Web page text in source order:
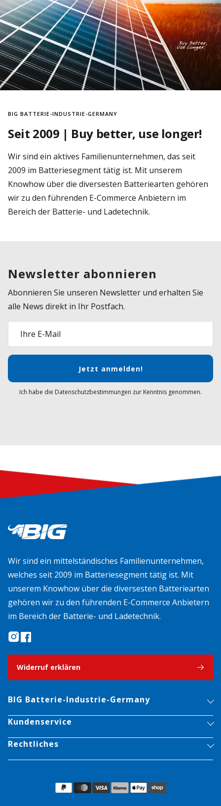
BIG BATTERIE-INDUSTRIE-GERMANY
Seit 2009 | Buy better, use longer!
Wir sind ein aktives Familienunternehmen, das seit
2009 im Batteriesegment tätig ist. Mit unserem
Knowhow über die diversesten Batteriearten gehören
wir zu den führenden E-Commerce Anbietern im
Bereich der Batterie- und Ladetechnik.
Newsletter abonnieren
Abonnieren Sie unseren Newsletter und erhalten Sie
alle News direkt in Ihr Postfach.
Ihre E-Mail
Jetzt anmelden!
Ich habe die Datenschutzbestimmungen zur Kenntnis genommen.
Wir sind ein mittelständisches Familienunternehmen,
welches seit 2009 im Batteriesegment tätig ist. Mit
unserem Knowhow über die diversesten Batteriearten
gehören wir zu den führenden E-Commerce Anbietern
im Bereich der Batterie- und Ladetechnik.
Widerruf erklären
BIG Batterie-Industrie-Germany
Kundenservice
Rechtliches